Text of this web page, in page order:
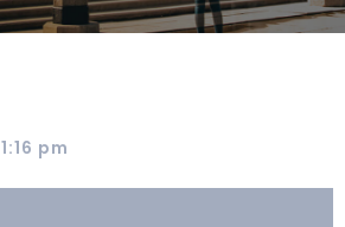
1:16 pm